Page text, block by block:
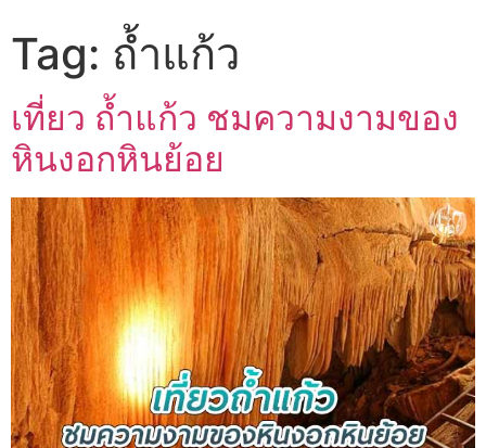
Tag: ถ้ำแก้ว
เที่ยว ถ้ำแก้ว ชมความงามของ
หินงอกหินย้อย